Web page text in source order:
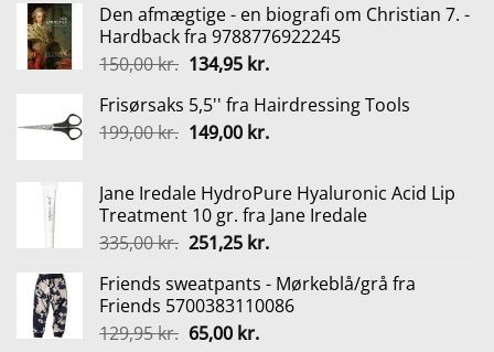
Den afmægtige - en biografi om Christian 7. -
Hardback fra 9788776922245
150,00kr. Den
pris
var:
134,95 kr.Den
pris
er:
Frisørsaks 5,5'' fra Hairdressing Tools
199,00kr. Den
var:
199,00 kr..
149,00 kr.Den
er:
149,00 kr..
Jane Iredale HydroPure Hyaluronic Acid Lip
Treatment 10 gr. fra Jane Iredale
335,00kr. Den
pris
var:
335,00 kr..
251,25 kr.Den
pris
er:
Friends sweatpants - Mørkeblå/grå fra
Friends 5700383110086
129,95kr. Den
65,00 kr.Den